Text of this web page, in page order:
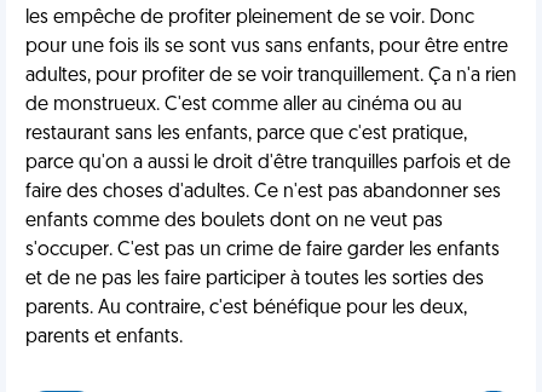
les empêche de profiter pleinement de se voir. Donc
pour une fois ils se sont vus sans enfants, pour être entre
adultes, pour profiter de se voir tranquillement. Ça n'a rien
de monstrueux. C'est comme aller au cinéma ou au
restaurant sans les enfants, parce que c'est pratique,
parce qu'on a aussi le droit d'être tranquilles parfois et de
faire des choses d'adultes. Ce n'est pas abandonner ses
enfants comme des boulets dont on ne veut pas
s'occuper. C'est pas un crime de faire garder les enfants
et de ne pas les faire participer à toutes les sorties des
parents. Au contraire, c'est bénéfique pour les deux,
parents et enfants.